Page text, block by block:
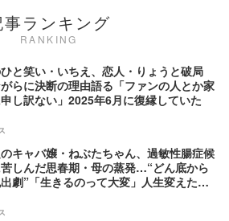
事ランキング
RANKING
と笑い・いちえ、恋人・りょうと破局
らに決断の理由語る「ファンの人とか家
し訳ない」2025年6月に復縁していた
キャバ嬢・ねぶたちゃん、過敏性腸症候
しんだ思春期・母の蒸発…“どん底から
劇”「生きるのって大変」人生変えた言